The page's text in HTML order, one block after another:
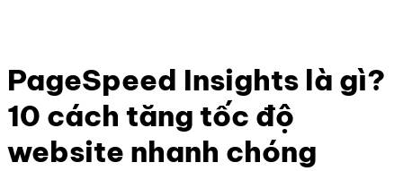
PageSpeed Insights là gì?
10 cách tăng tốc độ
website nhanh chóng